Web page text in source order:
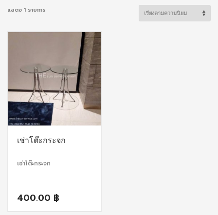
แสดง 1 รายการ
เช่าโต๊ะกระจก
เช่าโต๊ะกระจก
400.00 ฿